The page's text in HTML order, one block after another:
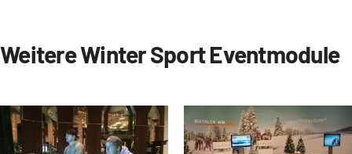
Weitere Winter Sport Eventmodule